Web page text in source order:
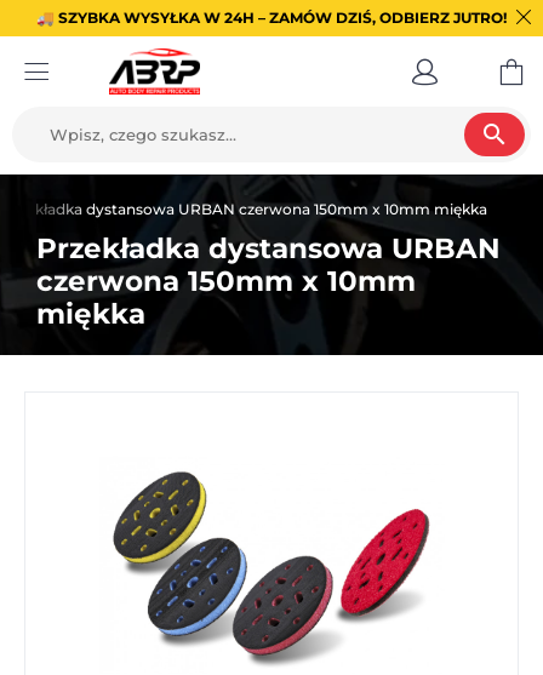
🚚 SZYBKA WYSYŁKA W 24H – ZAMÓW DZIŚ, ODBIERZ JUTRO!
search
dystansowa URBAN czerwona 150mm x 10mm miękka
Przekładka dystansowa URBAN
czerwona 150mm x 10mm
miękka